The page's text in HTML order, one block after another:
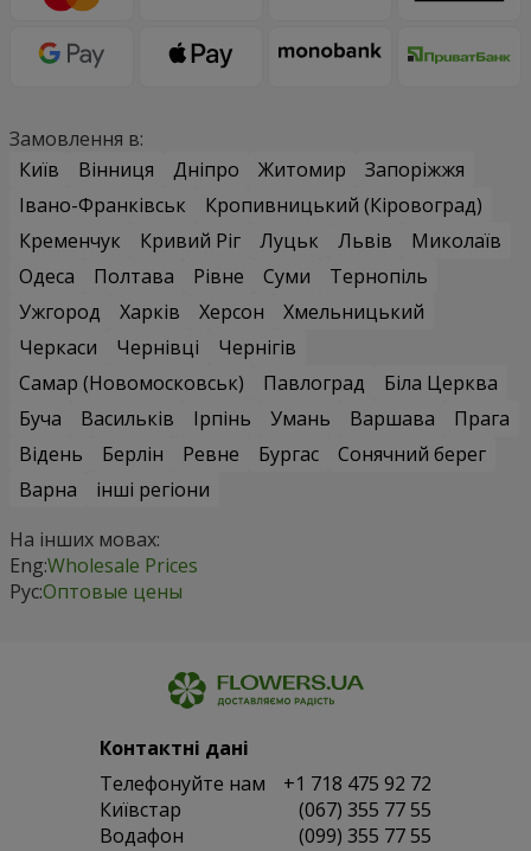
Замовлення в:
Київ
Вінниця Дніпро Житомир
Запоріжжя
Івано-Франківськ
Кропивницький (Кіровоград)
Кременчук
Кривий Ріг Луцьк Львів
Миколаїв
Одеса
Полтава Рівне Суми
Тернопіль
Ужгород
Харків Херсон
Хмельницький
Черкаси
Чернівці
Чернігів
Самар (Новомосковськ)
Павлоград
Біла Церква
Буча
Васильків Ірпінь Умань Варшава
Прага
Відень
Берлін Ревне Бургас
Сонячний берег
Варна
інші регіони
На інших мовах:
Eng:Wholesale Prices
Рус:Оптовые цены
Контактні дані
Телефонуйте нам
+1 718 475 92 72
Київстар
(067) 355 77 55
Водафон
(099) 355 77 55